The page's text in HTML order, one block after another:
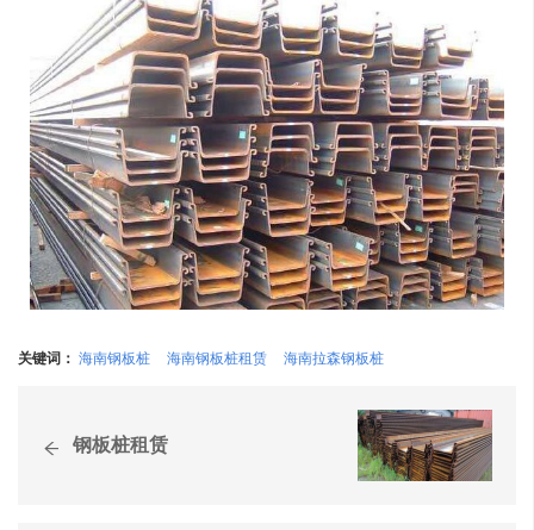
关键词： 海南钢板桩 海南钢板桩租赁 海南拉森钢板桩
钢板桩租赁